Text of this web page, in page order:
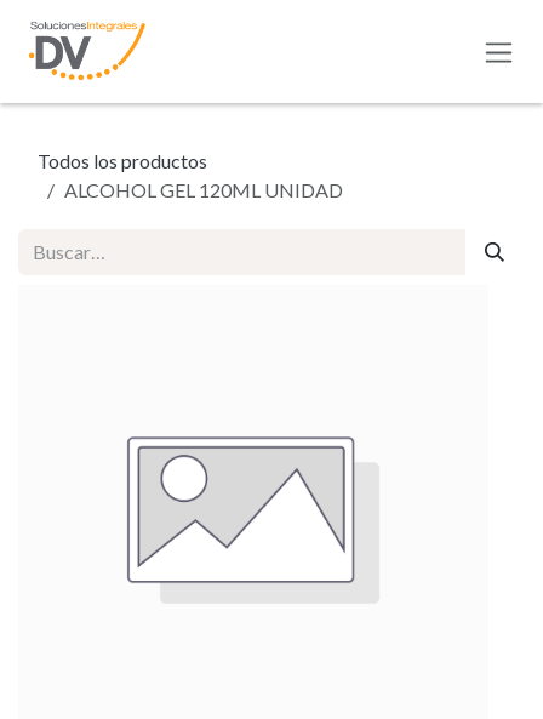
Todos los productos
ALCOHOL GEL 120ML UNIDAD